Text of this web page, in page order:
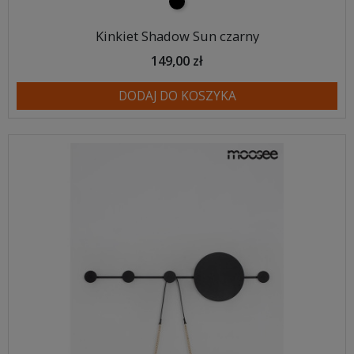
Kinkiet Shadow Sun czarny
149,00 zł
DODAJ DO KOSZYKA